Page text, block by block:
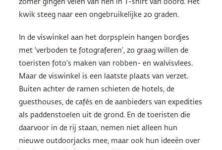
zomer gingen velen van hen in T-shirt van boord. Het
kwik steeg naar een ongebruikelijke 20 graden.
In de viswinkel aan het dorpsplein hangen bordjes
met ‘verboden te fotograferen’, zo graag willen de
toeristen foto’s maken van robben- en walvisvlees.
Maar de viswinkel is een laatste plaats van verzet.
Buiten achter de ramen schieten de hotels, de
guesthouses, de cafés en de aanbieders van expedities
als paddenstoelen uit de grond. En de toeristen die
daarvoor in de rij staan, nemen niet alleen hun
nieuwe outdoorjacks mee, maar ook hun ideeën over